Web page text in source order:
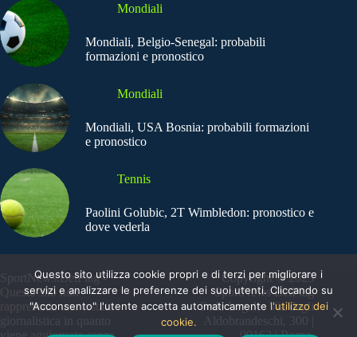
Mondiali
Mondiali, Belgio-Senegal: probabili
formazioni e pronostico
Mondiali
Mondiali, USA Bosnia: probabili formazioni
e pronostico
Tennis
Paolini Golubic, 2T Wimbledon: pronostico e
dove vederla
SportNews.BetFlag -
Questo sito non
rappresenta una testata
giornalistica in quanto
Copyright © 2025
SportNews BetFlag
Sede Legale: Via degli
Aldobrandeschi, 300 |
Questo sito utilizza cookie propri e di terzi per migliorare i
servizi e analizzare le preferenze dei suoi utenti. Cliccando su
"Acconsento" l'utente accetta automaticamente l'utilizzo dei
cookie.